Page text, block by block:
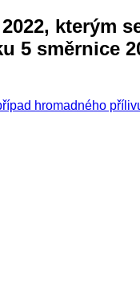
2022, kterým
směrnice
hromadného